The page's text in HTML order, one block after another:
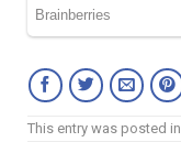
This entry was posted in